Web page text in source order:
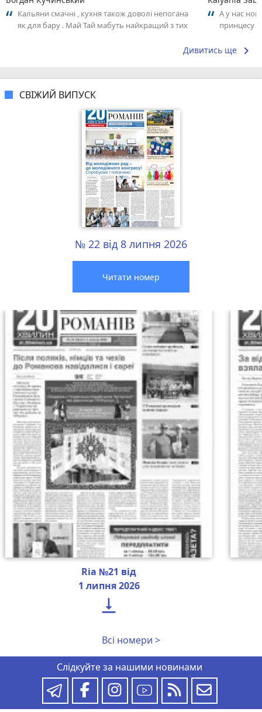
Кальяни смачні , кухня також доволі непогана
як для бару . Май Тай мабуть найкращий з тих
А у нас
принцесу
Дивитись ще keyboard_arrow_right
СВІЖИЙ ВИПУСК
№ 22 від 8 липня 2026
Читати номер
Ria №21 від
1 липня 2026

Всі номери >
Слідкуйте за нашими новинами